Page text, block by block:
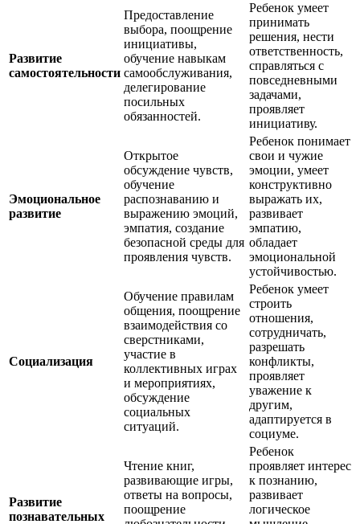
Развитие
самостоятельности
Предоставление
выбора, поощрение
инициативы,
обучение навыкам
самообслуживания,
делегирование
посильных
обязанностей.
Ребенок умеет
принимать
решения, нести
ответственность,
справляться с
повседневными
задачами,
проявляет
инициативу.
Эмоциональное
развитие
Открытое
обсуждение чувств,
обучение
распознаванию и
выражению эмоций,
эмпатия, создание
безопасной среды для
проявления чувств.
Ребенок понимает
свои и чужие
эмоции, умеет
конструктивно
выражать их,
развивает
эмпатию,
обладает
эмоциональной
устойчивостью.
Социализация
Обучение правилам
общения, поощрение
взаимодействия со
сверстниками,
участие в
коллективных играх
и мероприятиях,
обсуждение
социальных
ситуаций.
Ребенок умеет
строить
отношения,
сотрудничать,
разрешать
конфликты,
проявляет
уважение к
другим,
адаптируется в
социуме.
Развитие
познавательных
Чтение книг,
развивающие игры,
ответы на вопросы,
поощрение
Ребенок
проявляет интерес
к познанию,
развивает
логическое